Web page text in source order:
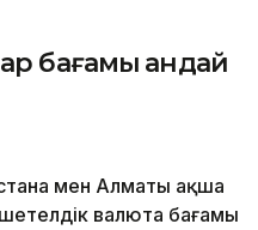
бағамы қандай
мен Алматы ақша
валюта бағамы